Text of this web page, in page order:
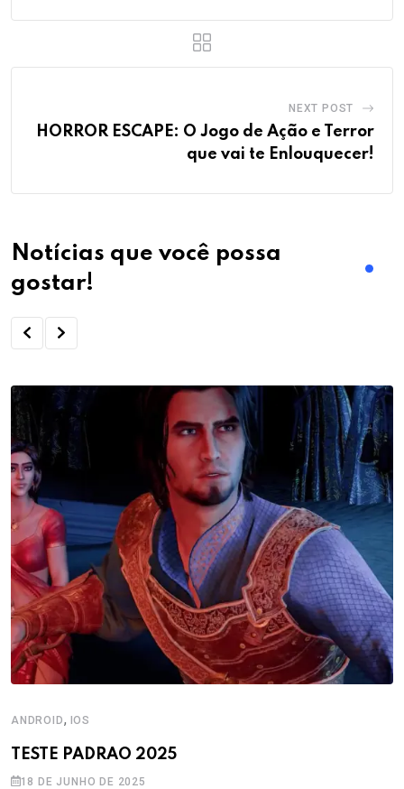
NEXT POST
HORROR ESCAPE: O Jogo de Ação e Terror
que vai te Enlouquecer!
Notícias que você possa
gostar!
ANDROID, IOS
TESTE PADRAO 2025
18 DE JUNHO DE 2025